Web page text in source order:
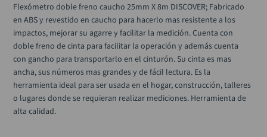
Flexómetro doble freno caucho 25mm X 8m DISCOVER; Fabricado
en ABS y revestido en caucho para hacerlo mas resistente a los
impactos, mejorar su agarre y facilitar la medición. Cuenta con
doble freno de cinta para facilitar la operación y además cuenta
con gancho para transportarlo en el cinturón. Su cinta es mas
ancha, sus números mas grandes y de fácil lectura. Es la
herramienta ideal para ser usada en el hogar, construcción, talleres
o lugares donde se requieran realizar mediciones. Herramienta de
alta calidad.